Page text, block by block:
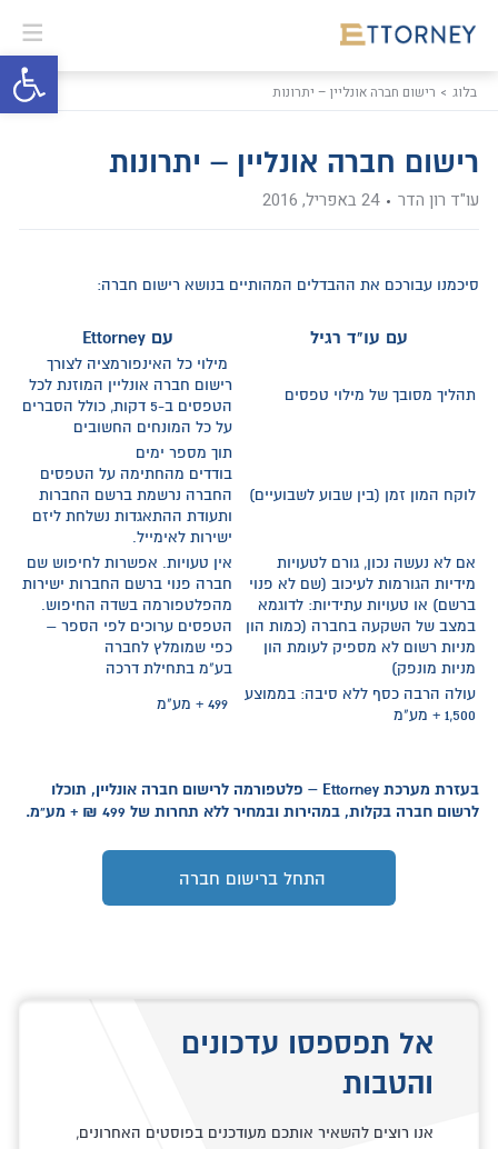
פתח
בלוג רישום חברה אונליין – יתרונות
רישום חברה אונליין – יתרונות
עו"ד רון הדר 24 באפריל, 2016
סיכמנו עבורכם את ההבדלים המהותיים בנושא רישום חברה:
עם עו"ד רגיל עם Ettorney
תהליך מסובך של מילוי טפסים
מילוי כל האינפורמציה לצורך
רישום חברה אונליין המוזנת לכל
הטפסים ב-5 דקות, כולל הסברים
על כל המונחים החשובים
לוקח המון זמן (בין שבוע לשבועיים)
תוך מספר ימים
בודדים מהחתימה על הטפסים
החברה נרשמת ברשם החברות
ותעודת ההתאגדות נשלחת ליזם
ישירות לאימייל.
אם לא נעשה נכון, גורם לטעויות
מידיות הגורמות לעיכוב (שם לא פנוי
ברשם) או טעויות עתידיות: לדוגמא
במצב של השקעה בחברה (כמות הון
מניות רשום לא מספיק לעומת הון
מניות מונפק)
אין טעויות. אפשרות לחיפוש שם
חברה פנוי ברשם החברות ישירות
מהפלטפורמה בשדה החיפוש.
הטפסים ערוכים לפי הספר –
כפי שמומלץ לחברה
בע"מ בתחילת דרכה
עולה הרבה כסף ללא סיבה: בממוצע
1,500 + מע"מ
בעזרת מערכת Ettorney – פלטפורמה לרישום חברה אונליין, תוכלו
לרשום חברה בקלות, במהירות ובמחיר ללא תחרות של 499 ₪ + מע"מ.
התחל ברישום חברה
אל תפספסו עדכונים
והטבות
אנו רוצים להשאיר אותכם מעודכנים בפוסטים האחרונים,